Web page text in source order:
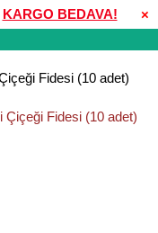
×
KARGO BEDAVA!